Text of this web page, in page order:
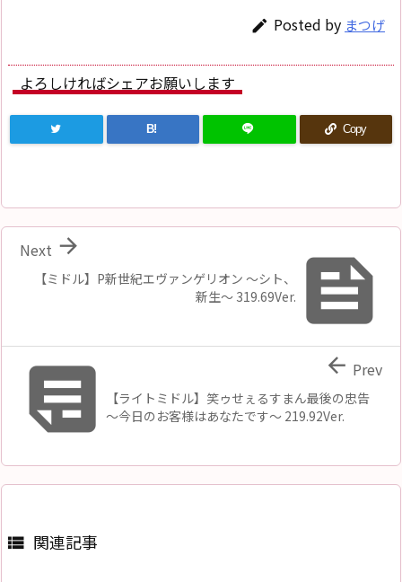
 Posted by まつげ
よろしければシェアお願いします
B! Copy

【ミドル】P新世紀エヴァンゲリオン 〜シト、
新生〜 319.69Ver.

Next
 【ライトミドル】笑ゥせぇるすまん最後の忠告
～今日のお客様はあなたです～ 219.92Ver.
 Prev
 関連記事